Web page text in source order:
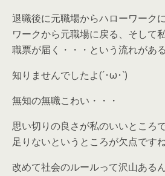
退職後に元職場からハローワーク
ワークから元職場に戻る、そして
職票が届く・・・という流れがあ
知りませんでしたよ(´･ω･`)
無知の無職こわい・・・
思い切りの良さが私のいいところ
足りないというところが欠点です
改めて社会のルールって沢山ある